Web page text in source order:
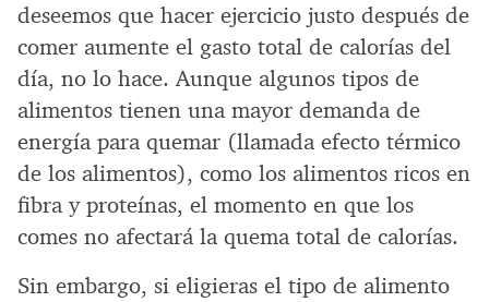
deseemos que hacer ejercicio justo después de
comer aumente el gasto total de calorías del
día, no lo hace. Aunque algunos tipos de
alimentos tienen una mayor demanda de
energía para quemar (llamada efecto térmico
de los alimentos), como los alimentos ricos en
fibra y proteínas, el momento en que los
comes no afectará la quema total de calorías.
Sin embargo, si eligieras el tipo de alimento